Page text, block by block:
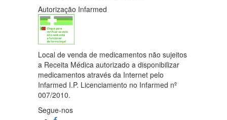
Autorização Infarmed
Local de venda de medicamentos não sujeitos
a Receita Médica autorizado a disponibilizar
medicamentos através da Internet pelo
Infarmed I.P. Licenciamento no Infarmed nº
007/2010.
Segue-nos